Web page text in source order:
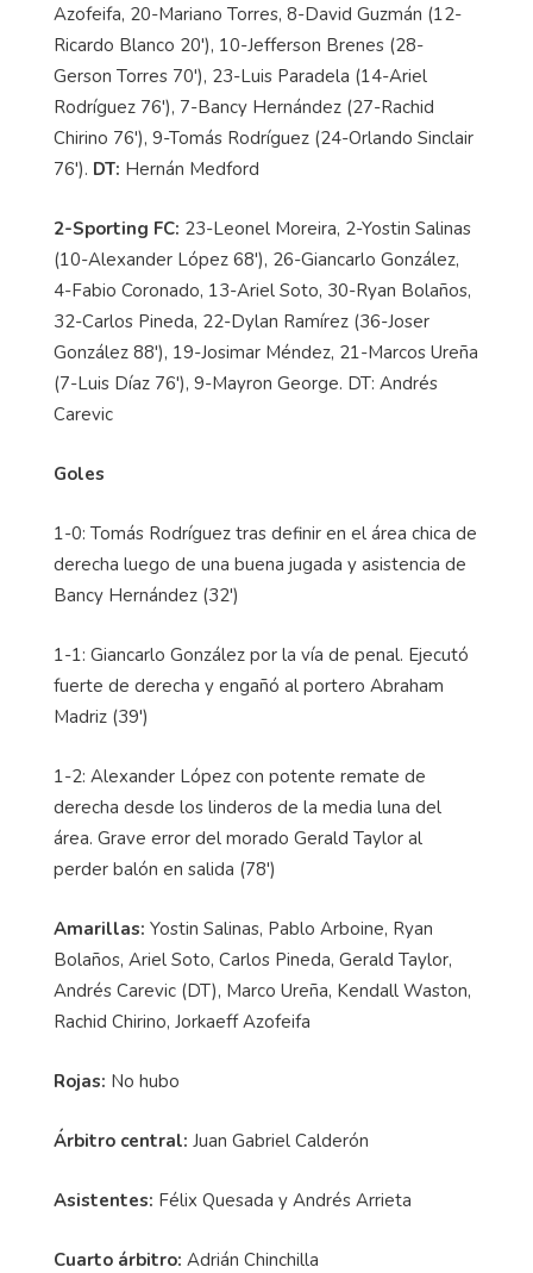
Azofeifa, 20-Mariano Torres, 8-David Guzmán (12-
Ricardo Blanco 20'), 10-Jefferson Brenes (28-
Gerson Torres 70'), 23-Luis Paradela (14-Ariel
Rodríguez 76'), 7-Bancy Hernández (27-Rachid
Chirino 76'), 9-Tomás Rodríguez (24-Orlando Sinclair
76'). DT: Hernán Medford
2-Sporting FC: 23-Leonel Moreira, 2-Yostin Salinas
(10-Alexander López 68'), 26-Giancarlo González,
4-Fabio Coronado, 13-Ariel Soto, 30-Ryan Bolaños,
32-Carlos Pineda, 22-Dylan Ramírez (36-Joser
González 88'), 19-Josimar Méndez, 21-Marcos Ureña
(7-Luis Díaz 76'), 9-Mayron George. DT: Andrés
Carevic
Goles
1-0: Tomás Rodríguez tras definir en el área chica de
derecha luego de una buena jugada y asistencia de
Bancy Hernández (32')
1-1: Giancarlo González por la vía de penal. Ejecutó
fuerte de derecha y engañó al portero Abraham
Madriz (39')
1-2: Alexander López con potente remate de
derecha desde los linderos de la media luna del
área. Grave error del morado Gerald Taylor al
perder balón en salida (78')
Amarillas: Yostin Salinas, Pablo Arboine, Ryan
Bolaños, Ariel Soto, Carlos Pineda, Gerald Taylor,
Andrés Carevic (DT), Marco Ureña, Kendall Waston,
Rachid Chirino, Jorkaeff Azofeifa
Rojas: No hubo
Árbitro central: Juan Gabriel Calderón
Asistentes: Félix Quesada y Andrés Arrieta
Cuarto árbitro: Adrián Chinchilla